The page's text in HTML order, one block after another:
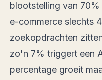
blootstelling van 70%
e-commerce slechts
zoekopdrachten
zo'n 7% triggert een
percentage groeit